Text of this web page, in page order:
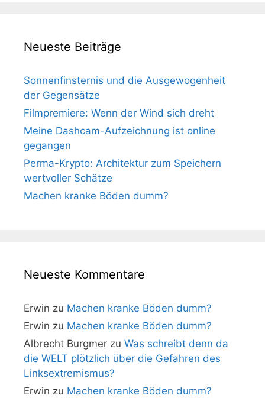
Neueste Beiträge
Sonnenfinsternis und die Ausgewogenheit
der Gegensätze
Filmpremiere: Wenn der Wind sich dreht
Meine Dashcam-Aufzeichnung ist online
gegangen
Perma-Krypto: Architektur zum Speichern
wertvoller Schätze
Machen kranke Böden dumm?
Neueste Kommentare
Erwin zu Machen kranke Böden dumm?
Erwin zu Machen kranke Böden dumm?
Albrecht Burgmer zu Was schreibt denn da
die WELT plötzlich über die Gefahren des
Linksextremismus?
Erwin zu Machen kranke Böden dumm?